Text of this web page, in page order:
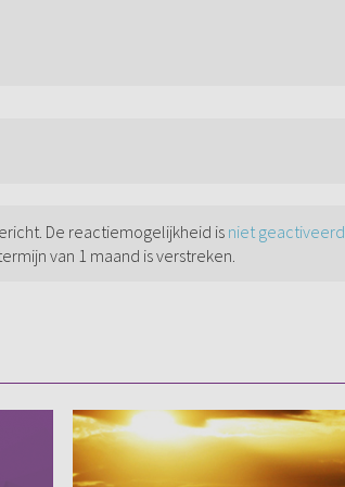
De reactiemogelijkheid is niet geactiveerd
van 1 maand is verstreken.